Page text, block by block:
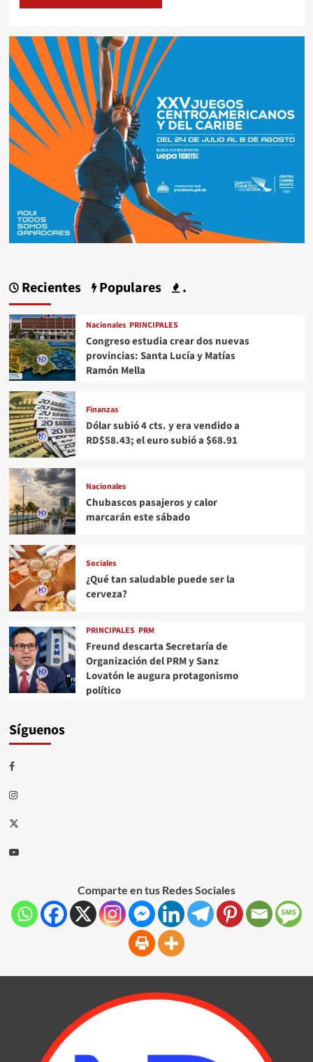
Recientes Populares .
Nacionales PRINCIPALES
Congreso estudia crear dos nuevas
provincias: Santa Lucía y Matías
Ramón Mella
Finanzas
Dólar subió 4 cts. y era vendido a
RD$58.43; el euro subió a $68.91
Nacionales
Chubascos pasajeros y calor
marcarán este sábado
Sociales
¿Qué tan saludable puede ser la
cerveza?
PRINCIPALES PRM
Freund descarta Secretaría de
Organización del PRM y Sanz
Lovatón le augura protagonismo
político
Síguenos
Comparte en tus Redes Sociales